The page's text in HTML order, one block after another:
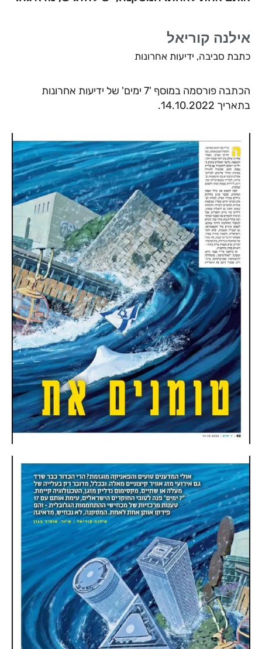
אילנה קוריאל
כתבת סביבה, ידיעות אחרונות
הכתבה פורסמה במוסף '7 ימים' של ידיעות אחרונות
בתאריך 14.10.2022.